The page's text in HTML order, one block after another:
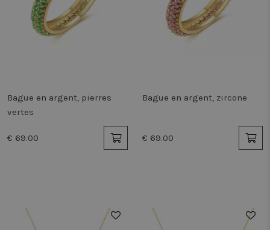
Bague en argent, pierres
vertes
€ 69.00
Bague en argent, zircone
€ 69.00